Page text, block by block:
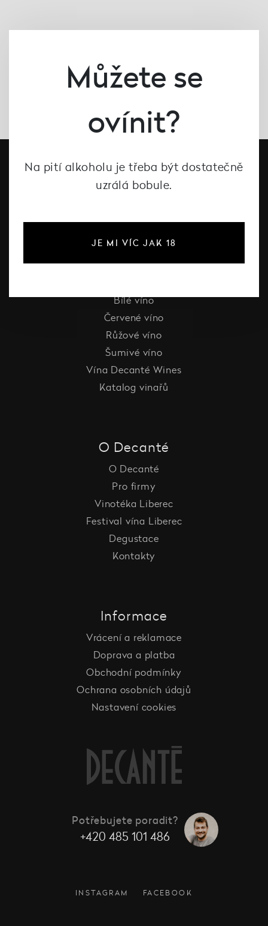
#dcntjelaska
Bílé víno
Červené víno
Růžové víno
Šumivé víno
Vína Decanté Wines
Katalog vinařů
O Decanté
O Decanté
Pro firmy
Vinotéka Liberec
Festival vína Liberec
Degustace
Kontakty
Informace
Vrácení a reklamace
Doprava a platba
Obchodní podmínky
Ochrana osobních údajů
Nastavení cookies
Potřebujete poradit?
+420 485 101 486
INSTAGRAM FACEBOOK
Můžete se
ovínit?
Na pití alkoholu je třeba být dostatečně
uzrálá bobule.
JE MI VÍC JAK 18